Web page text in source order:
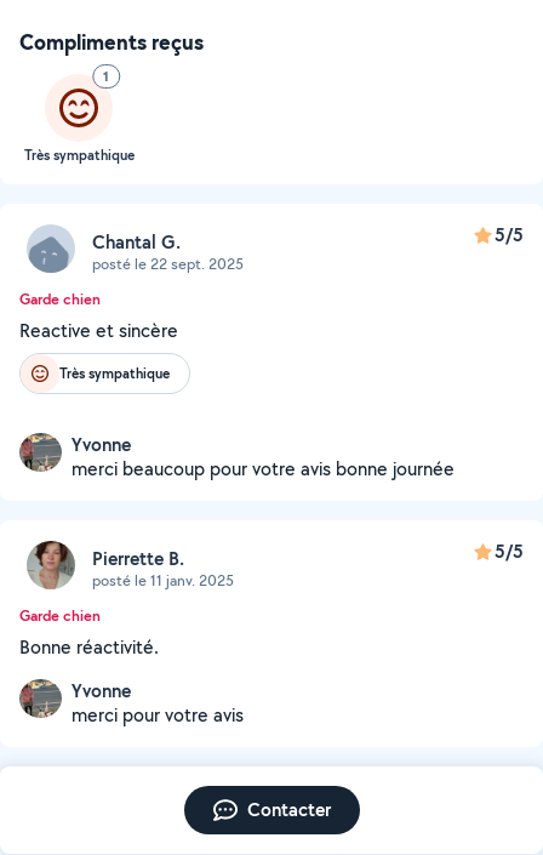
Compliments reçus
1
Très sympathique
Chantal G.
posté le 22 sept. 2025
5/5
Garde chien
Reactive et sincère
Très sympathique
Yvonne
merci beaucoup pour votre avis bonne journée
Pierrette B.
posté le 11 janv. 2025
5/5
Garde chien
Bonne réactivité.
Yvonne
merci pour votre avis
Contacter